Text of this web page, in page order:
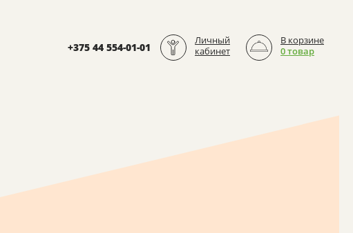
+375 44 554-01-01
Личный
кабинет
В корзине
0 товар